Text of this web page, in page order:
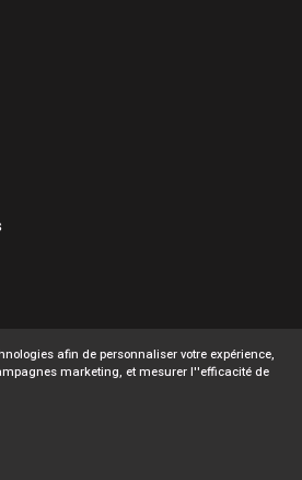
afin de personnaliser votre expérience,
marketing, et mesurer l''efficacité de